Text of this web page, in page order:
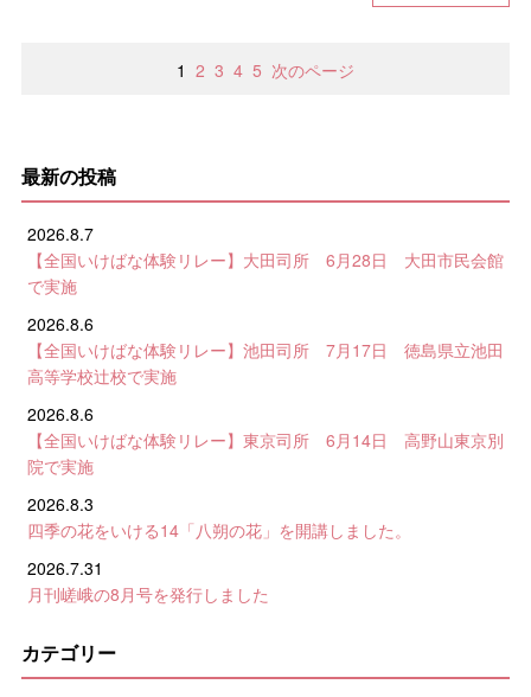
1 2 3 4 5 次のページ
最新の投稿
2026.8.7
【全国いけばな体験リレー】大田司所 6月28日 大田市民会館
で実施
2026.8.6
【全国いけばな体験リレー】池田司所 7月17日 徳島県立池田
高等学校辻校で実施
2026.8.6
【全国いけばな体験リレー】東京司所 6月14日 高野山東京別
院で実施
2026.8.3
四季の花をいける14「八朔の花」を開講しました。
2026.7.31
月刊嵯峨の8月号を発行しました
カテゴリー